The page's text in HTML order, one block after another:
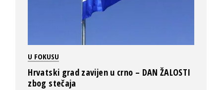
U FOKUSU
Hrvatski grad zavijen u crno – DAN ŽALOSTI
zbog stečaja